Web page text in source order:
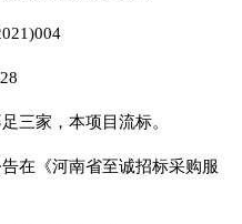
三家，本项目流标。
在《河南省至诚招标采购服